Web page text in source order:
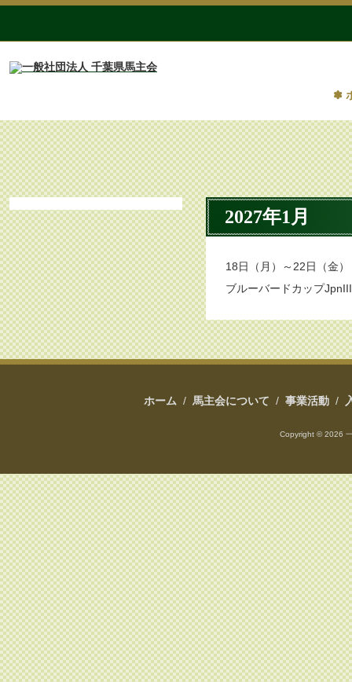
✽
2027年1月
18日（月）～22日（金）
ブルーバードカップ
ホーム / 馬主会について / 事業活動 /
Copyright ©2026